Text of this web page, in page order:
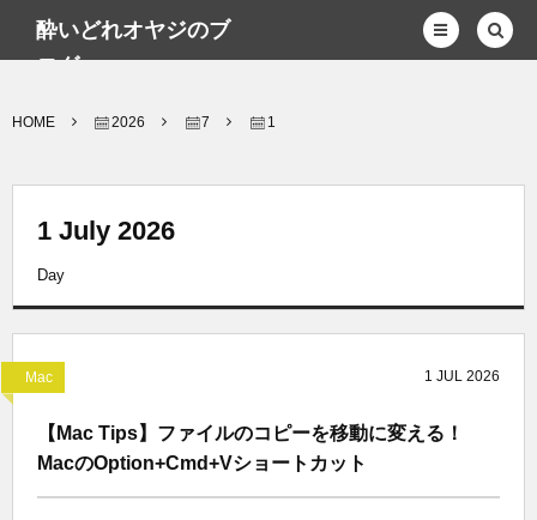
酔いどれオヤジのブ
ログwp
HOME 2026 7 1
1 July 2026
Day
Mac 1 JUL 2026
【Mac Tips】ファイルのコピーを移動に変える！
MacのOption+Cmd+Vショートカット